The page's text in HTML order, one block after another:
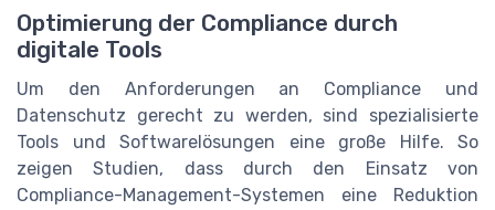
Optimierung der Compliance durch
digitale Tools
Um den Anforderungen an Compliance und
Datenschutz gerecht zu werden, sind spezialisierte
Tools und Softwarelösungen eine große Hilfe. So
zeigen Studien, dass durch den Einsatz von
Compliance-Management-Systemen eine Reduktion